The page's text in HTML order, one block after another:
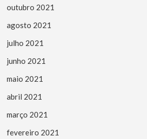
outubro 2021
agosto 2021
julho 2021
junho 2021
maio 2021
abril 2021
março 2021
fevereiro 2021